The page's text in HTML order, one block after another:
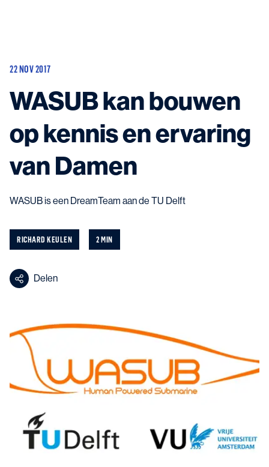
Aanbouw en update
Contact
Neem contact met ons open kom in contact met de experts in het veld.
22 NOV 2017
WASUB kan bouwen
op kennis en ervaring
van Damen
WASUB is een DreamTeam aan de TU Delft
RICHARD KEULEN 2 MIN
Delen